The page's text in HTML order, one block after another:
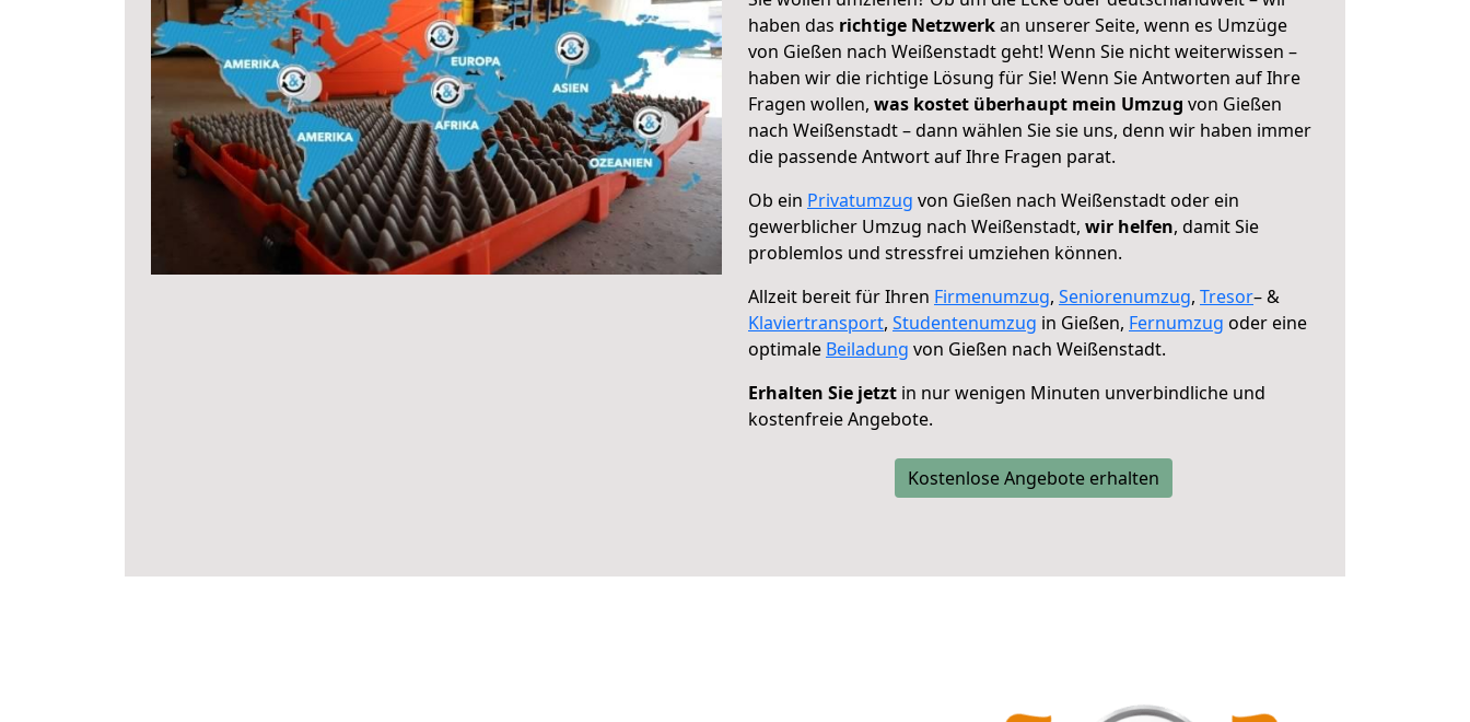
haben das richtige Netzwerkan unserer Seite, wenn es Umzüge
von Gießen nach Weißenstadt geht! Wenn Sie nicht weiterwissen –
haben wir die richtige Lösung für Sie! Wenn Sie Antworten auf Ihre
Fragen wollen, was kostet überhaupt mein Umzug von Gießen
nach Weißenstadt – dann wählen Sie sie uns, denn wir haben immer
die passende Antwort auf Ihre Fragen parat.
Ob ein Privatumzug von Gießen nach Weißenstadt oder ein
gewerblicher Umzug nach Weißenstadt, wir helfen, damit Sie
problemlos und stressfrei umziehen können.
Allzeit bereit für Ihren Firmenumzug, Seniorenumzug, Tresor– &
Klaviertransport, Studentenumzug in Gießen, Fernumzug oder eine
optimale Beiladung von Gießen nach Weißenstadt.
Erhalten Sie jetzt in nur wenigen Minuten unverbindliche und
kostenfreie Angebote.
Kostenlose Angebote erhalten